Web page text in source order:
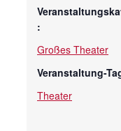
:
Großes Theater
Veranstaltung-
Theater